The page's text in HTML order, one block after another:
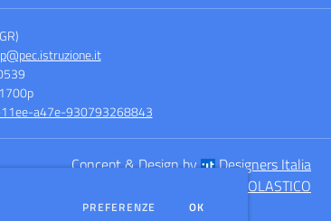
a47e-930793268843
Concept & Design by
Designers Italia
SCUOLASTICO
PREFERENZE DEI COOKIE
OK